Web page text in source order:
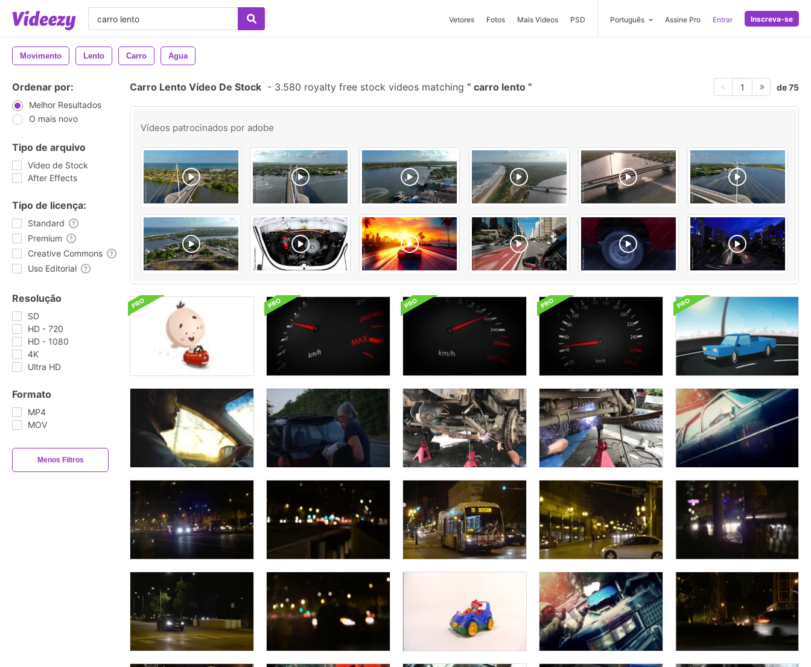
Vetores Fotos Mais Videos PSD Português Assine Pro Entrar Inscreva-se
Movimento Lento Carro Agua
Ordenar por:
Melhor Resultados
O mais novo
Tipo de arquivo
Vídeo de Stock
After Effects
Tipo de licença:
Standard
Premium
Creative Commons
Uso Editorial
Resolução
SD
HD - 720
HD - 1080
4K
Ultra HD
Formato
MP4
MOV
Menos Filtros
Carro Lento Vídeo De Stock - 3.580 royalty free stock videos matching carro lento 1 de 75
Vídeos patrocinados por adobe